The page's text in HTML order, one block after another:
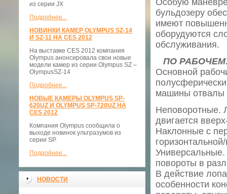
из серии JX
Подробнее...
НОВИНКИ КАМЕР OLYMPUS SZ-14
И SZ-11 НА CES 2012
На выставке CES 2012 компания
Olympus анонсировала свои новые
модели камер из серии Olympus SZ –
OlympusSZ-14
Подробнее...
НОВЫЕ КАМЕРЫ OLYMPUS SP-
620UZ И OLYMPUS SP-720UZ НА
CES 2012
Компания Olympus сообщила о
выходе новинок ультразумов из
серии SP.
Подробнее...
НОВОСТИ
Особую
бульдозеру
имеют
оборудуются
обслуживания.
ПО
Основной
машины отвалы
Неповоротные.
двигается
Наклонные с
повороты в
В действие
особенности